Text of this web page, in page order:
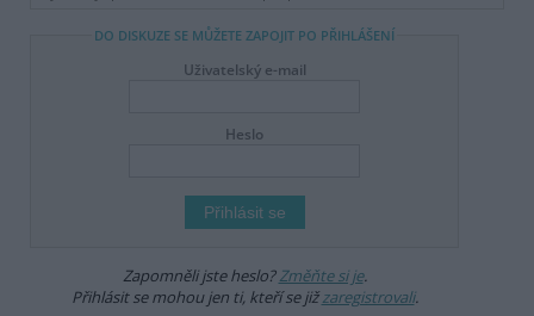
DO DISKUZE SE MŮŽETE ZAPOJIT PO PŘIHLÁŠENÍ
Uživatelský e-mail
Heslo
Zapomněli jste heslo?Změňte si je.
Přihlásit se mohou jen ti, kteří se jižzaregistrovali.